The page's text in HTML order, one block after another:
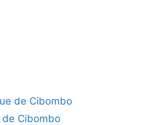
de Cibombo
de Cibombo